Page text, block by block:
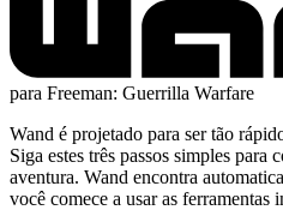
para Freeman: Guerrilla Warfare
Wand é projetado para ser tão
Siga estes três passos simples para
aventura. Wand encontra
você comece a usar as ferramentas